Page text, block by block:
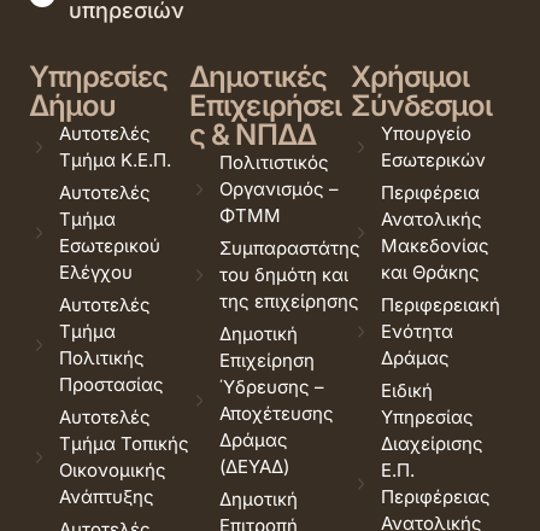
υπηρεσιών
Υπηρεσίες
Δήμου
Αυτοτελές
Τμήμα Κ.Ε.Π.
Αυτοτελές
Τμήμα
Εσωτερικού
Ελέγχου
Αυτοτελές
Τμήμα
Πολιτικής
Προστασίας
Αυτοτελές
Τμήμα Τοπικής
Οικονομικής
Ανάπτυξης
Δημοτικές
Επιχειρήσει
ς & ΝΠΔΔ
Πολιτιστικός
Οργανισμός –
ΦΤΜΜ
Συμπαραστάτης
του δημότη και
της επιχείρησης
Δημοτική
Επιχείρηση
Ύδρευσης –
Αποχέτευσης
Δράμας
(ΔΕΥΑΔ)
Δημοτική
Επιτροπή
Χρήσιμοι
Σύνδεσμοι
Υπουργείο
Εσωτερικών
Περιφέρεια
Ανατολικής
Μακεδονίας
και Θράκης
Περιφερειακή
Ενότητα
Δράμας
Ειδική
Υπηρεσίας
Διαχείρισης
Ε.Π.
Περιφέρειας
Ανατολικής